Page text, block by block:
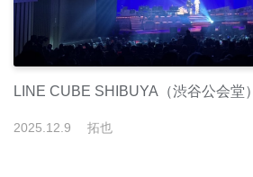
LINE CUBE SHIBUYA（渋谷公会堂）
2025 12 9 拓也